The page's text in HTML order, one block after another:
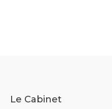
Le Cabinet